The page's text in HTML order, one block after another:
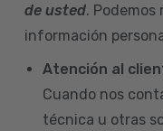
de usted.
información
Atención al
Cuando nos
técnica u otras